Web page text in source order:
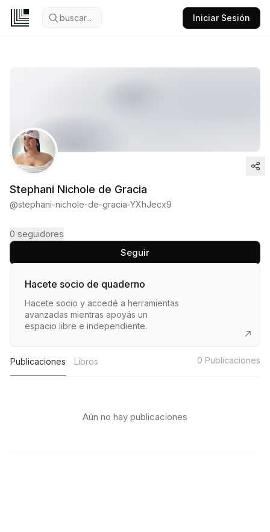
buscar... Iniciar Sesión
Stephani Nichole de Gracia
@stephani-nichole-de-gracia-YXhJecx9
0 seguidores
Seguir
Hacete socio de quaderno
Hacete socio y accedé a herramientas
avanzadas mientras apoyás un
espacio libre e independiente.
Publicaciones Libros 0 Publicaciones
Aún no hay publicaciones